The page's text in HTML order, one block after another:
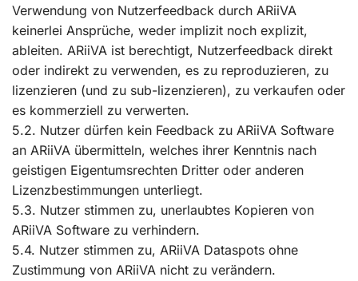
Verwendung von Nutzerfeedback durch ARiiVA
keinerlei Ansprüche, weder implizit noch explizit,
ableiten. ARiiVA ist berechtigt, Nutzerfeedback direkt
oder indirekt zu verwenden, es zu reproduzieren, zu
lizenzieren (und zu sub-lizenzieren), zu verkaufen oder
es kommerziell zu verwerten.
5.2. Nutzer dürfen kein Feedback zu ARiiVA Software
an ARiiVA übermitteln, welches ihrer Kenntnis nach
geistigen Eigentumsrechten Dritter oder anderen
Lizenzbestimmungen unterliegt.
5.3. Nutzer stimmen zu, unerlaubtes Kopieren von
ARiiVA Software zu verhindern.
5.4. Nutzer stimmen zu, ARiiVA Dataspots ohne
Zustimmung von ARiiVA nicht zu verändern.